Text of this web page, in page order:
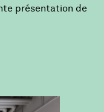
présentation de